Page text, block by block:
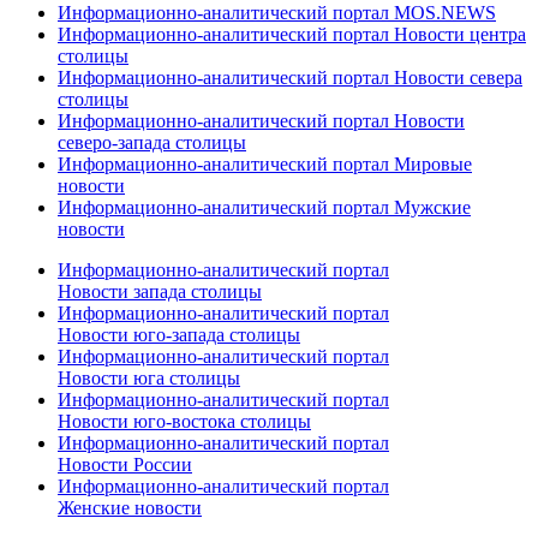
Информационно-аналитический портал MOS.NEWS
Информационно-аналитический портал Новости центра
столицы
Информационно-аналитический портал Новости севера
столицы
Информационно-аналитический портал Новости
северо-запада столицы
Информационно-аналитический портал Мировые
новости
Информационно-аналитический портал Мужские
новости
Информационно-аналитический портал
Новости запада столицы
Информационно-аналитический портал
Новости юго-запада столицы
Информационно-аналитический портал
Новости юга столицы
Информационно-аналитический портал
Новости юго-востока столицы
Информационно-аналитический портал
Новости России
Информационно-аналитический портал
Женские новости